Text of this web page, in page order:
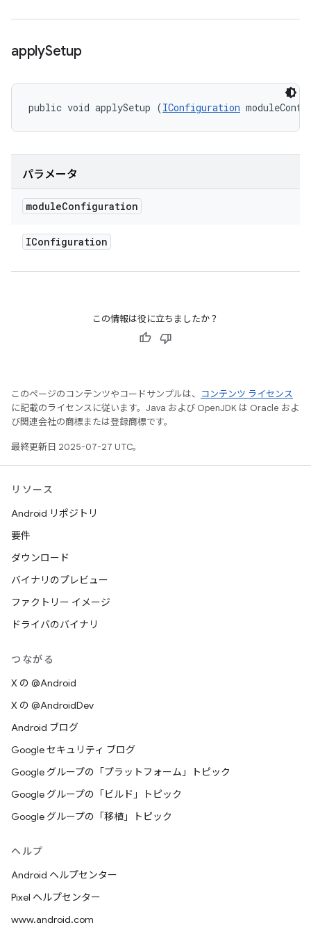
applySetup
public void applySetup (IConfiguration
パラメータ
moduleConfiguration
IConfiguration
この情報は役に立ちましたか？
このページのコンテンツやコードサンプルは、
コンテンツ ライセンス
に記載のライセンスに従います。Java および OpenJDK は Oracle およ
び関連会社の商標または登録商標です。
最終更新日 2025-07-27 UTC。
リソース
Android リポジトリ
要件
ダウンロード
バイナリのプレビュー
ファクトリー イメージ
ドライバのバイナリ
つながる
X の @Android
X の @AndroidDev
Android ブログ
Google セキュリティ ブログ
Google グループの「プラットフォーム」トピック
Google グループの「ビルド」トピック
Google グループの「移植」トピック
ヘルプ
Android ヘルプセンター
Pixel ヘルプセンター
www.android.com